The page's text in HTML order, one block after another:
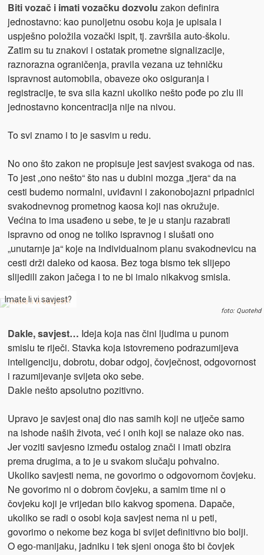
Biti vozač i imati vozačku dozvolu zakon definira
jednostavno: kao punoljetnu osobu koja je upisala i
uspješno položila vozački ispit, tj. završila auto-školu.
Zatim su tu znakovi i ostatak prometne signalizacije,
raznorazna ograničenja, pravila vezana uz tehničku
ispravnost automobila, obaveze oko osiguranja i
registracije, te sva sila kazni ukoliko nešto pođe po zlu ili
jednostavno koncentracija nije na nivou.
To svi znamo i to je sasvim u redu.
No ono što zakon ne propisuje jest savjest svakoga od nas.
To jest „ono nešto“ što nas u dubini mozga „tjera“ da na
cesti budemo normalni, uviđavni i zakonobojazni pripadnici
svakodnevnog prometnog kaosa koji nas okružuje.
Većina to ima usađeno u sebe, te je u stanju razabrati
ispravno od onog ne toliko ispravnog i slušati ono
„unutarnje ja“ koje na individualnom planu svakodnevicu na
cesti drži daleko od kaosa. Bez toga bismo tek slijepo
slijedili zakon jačega i to ne bi imalo nikakvog smisla.
Imate li vi savjest?
foto: Quotehd
Dakle, savjest… Ideja koja nas čini ljudima u punom
smislu te riječi. Stavka koja istovremeno podrazumijeva
inteligenciju, dobrotu, dobar odgoj, čovječnost, odgovornost
i razumijevanje svijeta oko sebe.
Dakle nešto apsolutno pozitivno.
Upravo je savjest onaj dio nas samih koji ne utječe samo
na ishode naših života, već i onih koji se nalaze oko nas.
Jer voziti savjesno između ostalog znači i imati obzira
prema drugima, a to je u svakom slučaju pohvalno.
Ukoliko savjesti nema, ne govorimo o odgovornom čovjeku.
Ne govorimo ni o dobrom čovjeku, a samim time ni o
čovjeku koji je vrijedan bilo kakvog spomena. Dapače,
ukoliko se radi o osobi koja savjest nema ni u peti,
govorimo o nekome bez koga bi svijet definitivno bio bolji.
O ego-manijaku, jadniku i tek sjeni onoga što bi čovjek